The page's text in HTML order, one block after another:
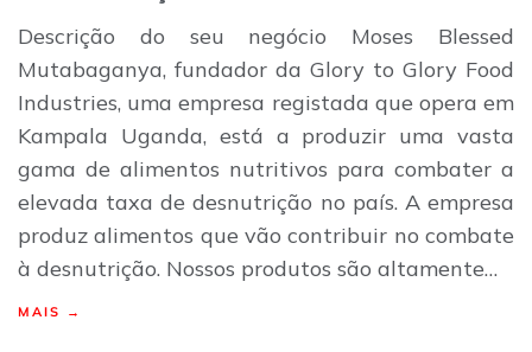
Descrição do seu negócio Moses Blessed
Mutabaganya, fundador da Glory to Glory Food
Industries, uma empresa registada que opera em
Kampala Uganda, está a produzir uma vasta
gama de alimentos nutritivos para combater a
elevada taxa de desnutrição no país. A empresa
produz alimentos que vão contribuir no combate
à desnutrição. Nossos produtos são altamente…
MAIS →